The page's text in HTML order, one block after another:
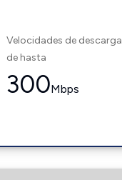
Velocidades de descarga
de hasta
300Mbps